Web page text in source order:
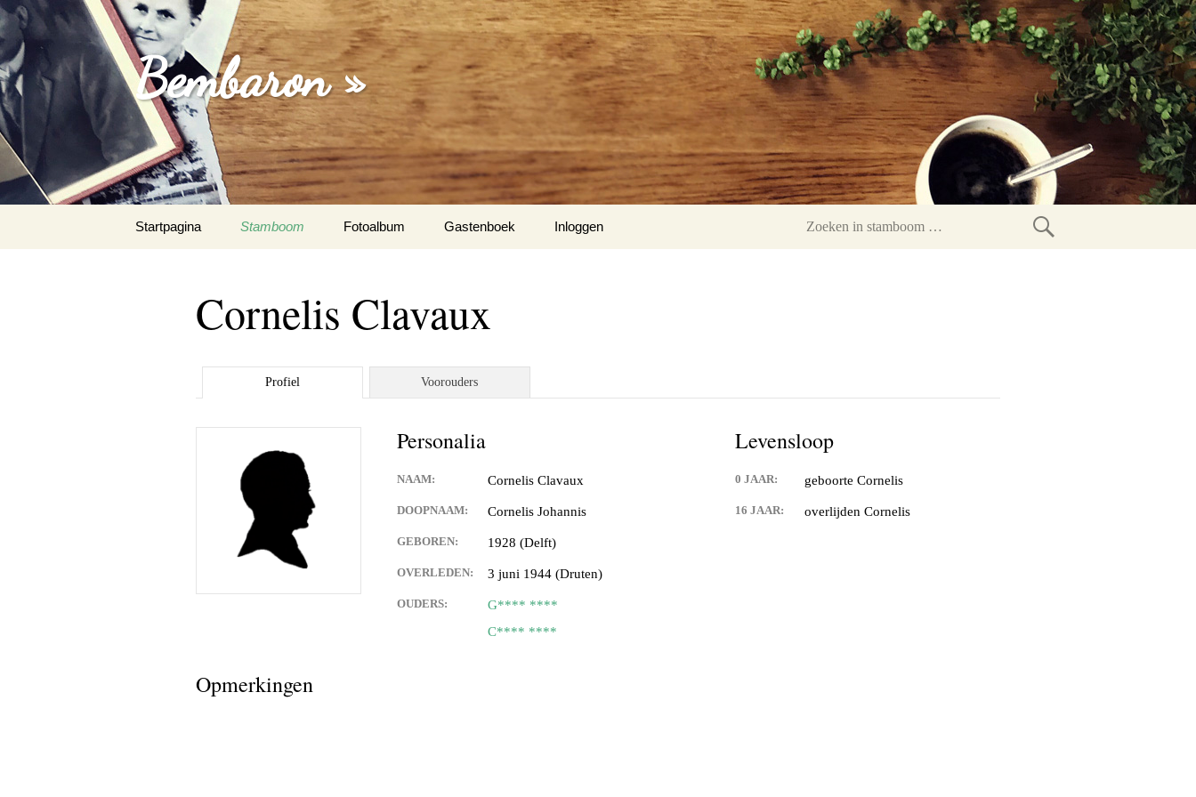
Bembaron »
naar
Startpagina Stamboom Fotoalbum Gastenboek
Inloggen
Zoeken
Cornelis Clavaux
Profiel Voorouders
Personalia
NAAM: Cornelis Clavaux
DOOPNAAM: Cornelis Johannis
GEBOREN: 1928 (Delft)
OVERLEDEN: 3 juni 1944 (Druten)
OUDERS:
G**** ****
C**** ****
Levensloop
0 JAAR: geboorte Cornelis
16 JAAR: overlijden Cornelis
Opmerkingen